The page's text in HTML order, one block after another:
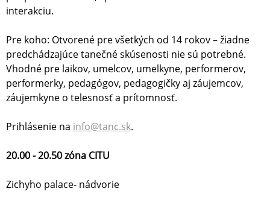
interakciu.
Pre koho: Otvorené pre všetkých od 14 rokov – žiadne
predchádzajúce tanečné skúsenosti nie sú potrebné.
Vhodné pre laikov, umelcov, umelkyne, performerov,
performerky, pedagógov, pedagogičky aj záujemcov,
záujemkyne o telesnosť a prítomnosť.
Prihlásenie na info@tanc.sk.
20.00 - 20.50 zóna CITU
Zichyho palace- nádvorie